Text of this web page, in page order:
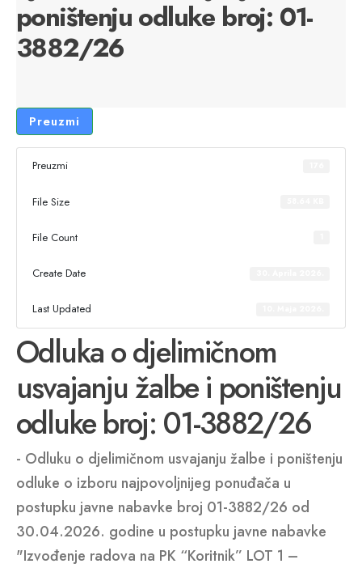
poništenju odluke broj: 01-
3882/26
Preuzmi
Preuzmi
File Size
File Count
Create Date
Last Updated
Odluka o djelimičnom
usvajanju žalbe i poništenju
odluke broj: 01-3882/26
- Odluku o djelimičnom usvajanju žalbe i poništenju
odluke o izboru najpovoljnijeg ponuđača u
postupku javne nabavke broj 01-3882/26 od
30.04.2026. godine u postupku javne nabavke
"Izvođenje radova na PK “Koritnik” LOT 1 –